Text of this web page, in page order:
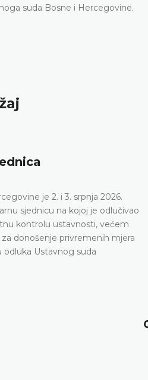
suda Bosne i Hercegovine.
je 2. i 3. srpnja 2026.
sjednicu na kojoj je odlučivao
kontrolu ustavnosti, većem
donošenje privremenih mjera
odluka Ustavnog suda